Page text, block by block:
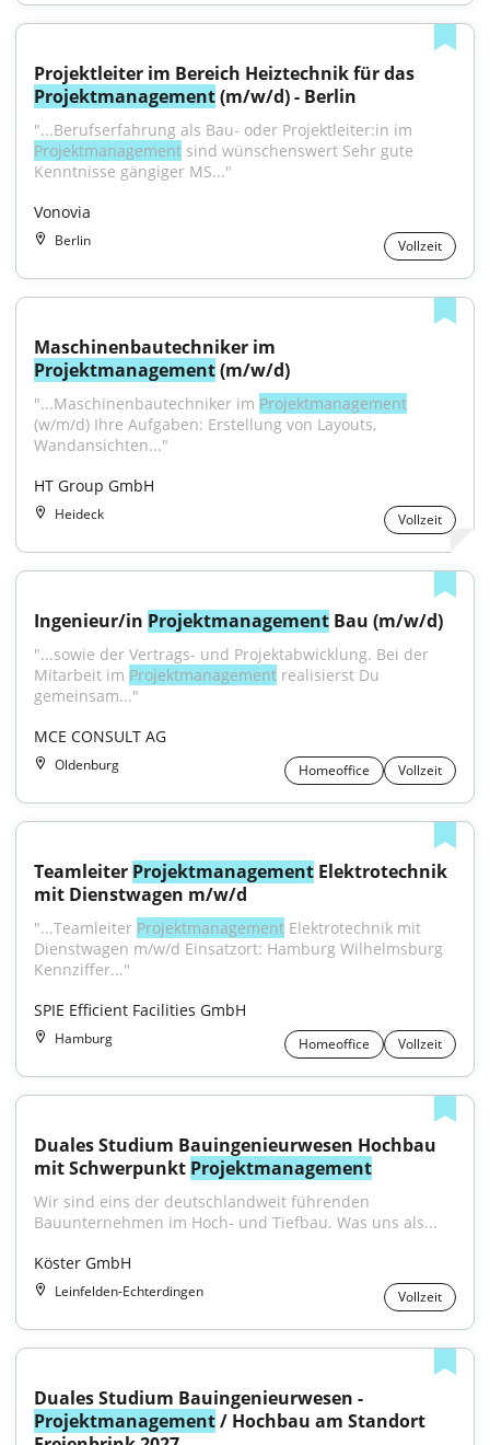
Projektmanagement (m/w/d) - Berlin
Projektmanagement sind wünschenswert Sehr gute
Kenntnisse gängiger MS..."
Vonovia
Berlin Vollzeit
Projektmanagement (m/w/d)
"...Maschinenbautechniker im Projektmanagement
(w/m/d) Ihre Aufgaben: Erstellung von Layouts,
Wandansichten..."
HT Group GmbH
Heideck Vollzeit
Ingenieur/in Projektmanagement Bau (m/w/d)
"...sowie der Vertrags- und Projektabwicklung. Bei der
Mitarbeit im Projektmanagement realisierst Du
gemeinsam..."
MCE CONSULT AG
Oldenburg Homeoffice Vollzeit
Teamleiter Projektmanagement Elektrotechnik
mit Dienstwagen m/w/d
"...Teamleiter Projektmanagement Elektrotechnik mit
Dienstwagen m/w/d Einsatzort: Hamburg Wilhelmsburg
Kennziffer..."
SPIE Efficient Facilities GmbH
Hamburg Homeoffice Vollzeit
Duales Studium Bauingenieurwesen Hochbau
mit Schwerpunkt Projektmanagement
Wir sind eins der deutschlandweit führenden
Bauunternehmen im Hoch- und Tiefbau. Was uns als...
Köster GmbH
Leinfelden-Echterdingen Vollzeit
Projektmanagement / Hochbau am Standort